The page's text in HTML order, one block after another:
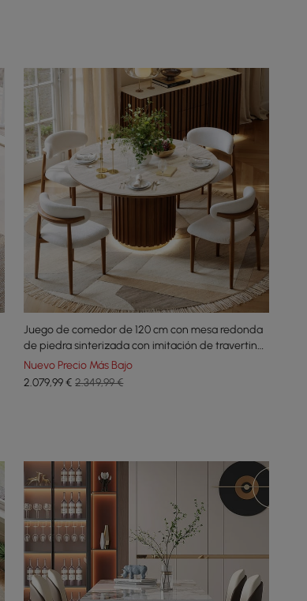
Juego de comedor de 120 cm con mesa redonda
de piedra sinterizada con imitación de travertino
y 4 sillas
Nuevo Precio Más Bajo
2.079,99€ 2.349,99 €